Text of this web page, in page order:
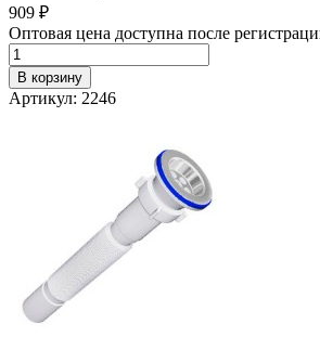
909 ₽
Оптовая цена доступна после
В корзину
Артикул: 2246